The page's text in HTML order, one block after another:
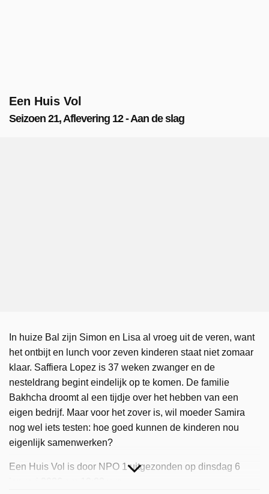
Een Huis Vol
Seizoen 21, Aflevering 12 - Aan de slag
In huize Bal zijn Simon en Lisa al vroeg uit de veren, want
het ontbijt en lunch voor zeven kinderen staat niet zomaar
klaar. Saffiera Lopez is 37 weken zwanger en de
nesteldrang begint eindelijk op te komen. De familie
Bakhcha droomt al een tijdje over het hebben van een
eigen bedrijf. Maar voor het zover is, wil moeder Samira
nog wel iets testen: hoe goed kunnen de kinderen nou
eigenlijk samenwerken?
Een Huis Vol is door NPO 1 uitgezonden op dinsdag 6